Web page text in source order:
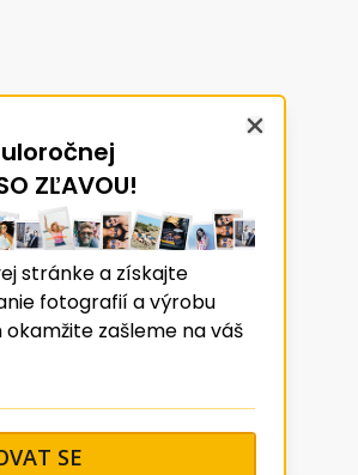
ZĽAVOU!
stránke a získajte
fotografií a výrobu
zašleme na váš
SE